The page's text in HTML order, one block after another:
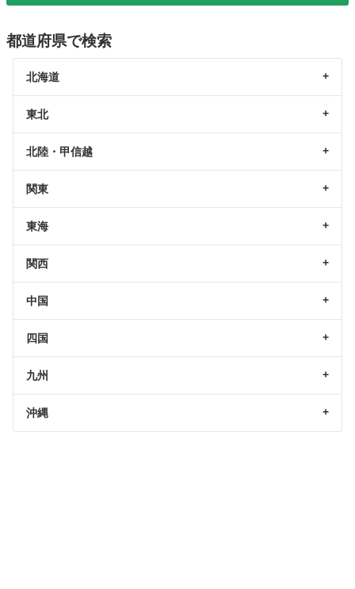
都道府県で検索
北海道
東北
北陸・甲信越
関東
東海
関西
中国
四国
九州
沖縄